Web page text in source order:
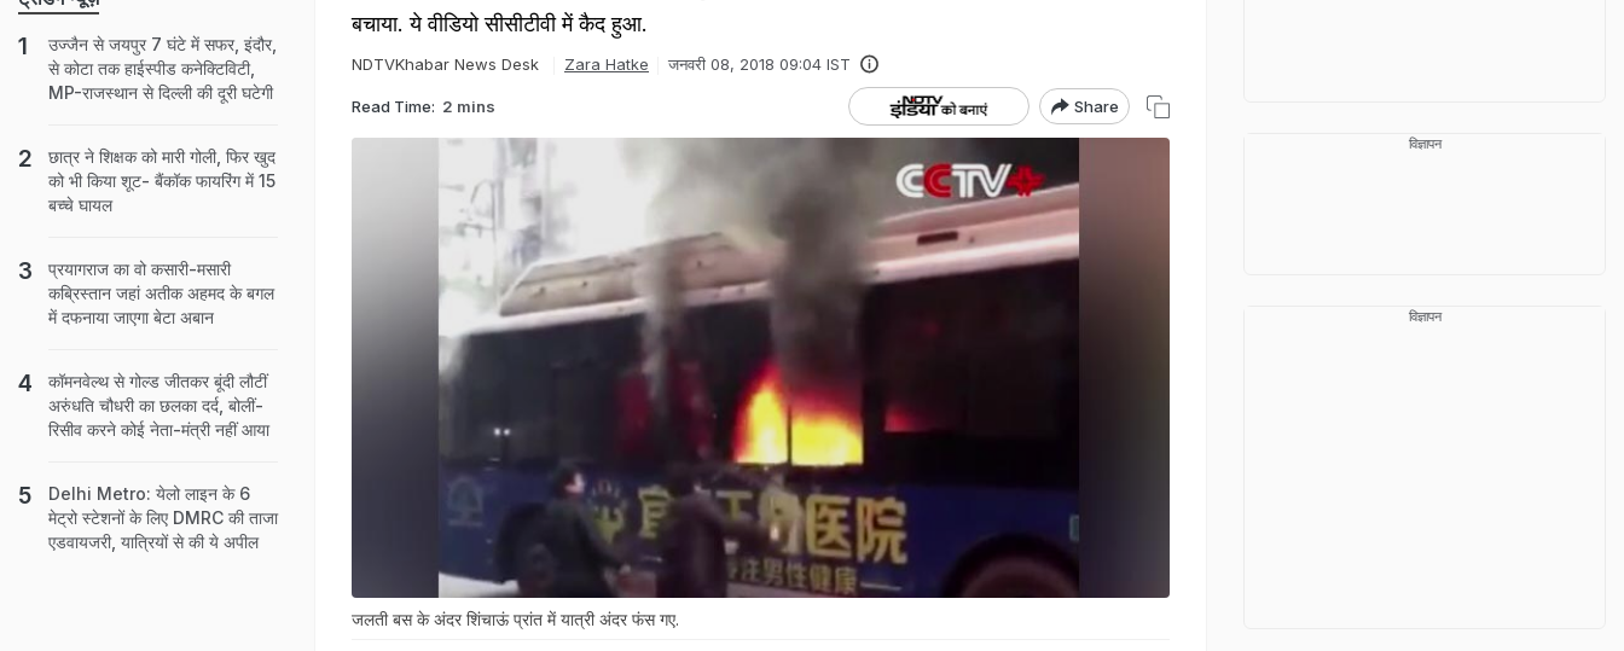
बचाया. ये वीडियो सीसीटीवी में कैद हुआ.
NDTVKhabar News Desk Zara Hatke जनवरी 08, 2018 09:04 IST
Read Time: 2 mins Share
जलती बस के अंदर शिंचाऊं प्रांत में यात्री अंदर फंस गए.
उज्जैन से जयपुर 7 घंटे में सफर, इंदौर,
से कोटा तक हाईस्पीड कनेक्टिविटी,
MP-राजस्थान से दिल्ली की दूरी घटेगी
छात्र ने शिक्षक को मारी गोली, फिर खुद
को भी किया शूट- बैंकॉक फायरिंग में 15
बच्चे घायल
प्रयागराज का वो कसारी-मसारी
कब्रिस्तान जहां अतीक अहमद के बगल
में दफनाया जाएगा बेटा अबान
कॉमनवेल्थ से गोल्ड जीतकर बूंदी लौटीं
अरुंधति चौधरी का छलका दर्द, बोलीं-
र‍िसीव करने कोई नेता-मंत्री नहीं आया
Delhi Metro: येलो लाइन के 6
मेट्रो स्‍टेशनों के लिए DMRC की ताजा
एडवायजरी, यात्रियों से की ये अपील
विज्ञापन
विज्ञापन